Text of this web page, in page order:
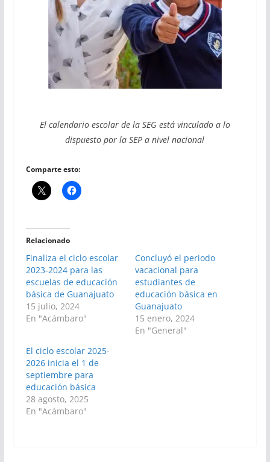
El calendario escolar de la SEG está vinculado a lo
dispuesto por la SEP a nivel nacional
Comparte esto:
Relacionado
Finaliza el ciclo escolar
2023-2024 para las
escuelas de educación
básica de Guanajuato
15 julio, 2024
En "Acámbaro"
Concluyó el periodo
vacacional para
estudiantes de
educación básica en
Guanajuato
15 enero, 2024
En "General"
El ciclo escolar 2025-
2026 inicia el 1 de
septiembre para
educación básica
28 agosto, 2025
En "Acámbaro"